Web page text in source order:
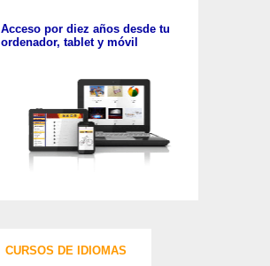
Acceso por diez años desde tu
ordenador, tablet y móvil
CURSOS DE IDIOMAS